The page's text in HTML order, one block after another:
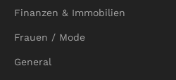
Finanzen & Immobilien
Frauen / Mode
General